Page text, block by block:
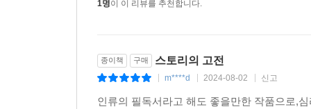
1명이 이 리뷰를 추천합니다.
종이책 구매 스토리의 고전
m****d 2024-08-02 신고
인류의 필독서라고 해도 좋을만한 작품으로,